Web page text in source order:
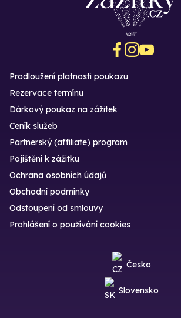
Prodloužení platnosti poukazu
Rezervace termínu
Dárkový poukaz na zážitek
Ceník služeb
Partnerský (affiliate) program
Pojištění k zážitku
Ochrana osobních údajů
Obchodní podmínky
Odstoupení od smlouvy
Prohlášení o používání cookies
Česko
Slovensko